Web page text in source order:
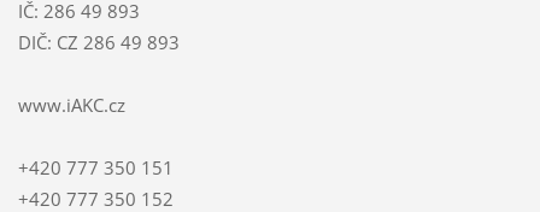
IČ: 286 49 893
DIČ: CZ 286 49 893
www.iAKC.cz
+420 777 350 151
+420 777 350 152